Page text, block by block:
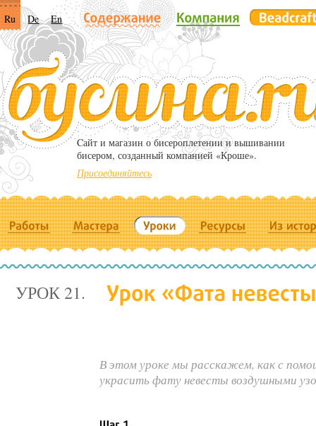
Ru De En
Cайт и магазин о бисероплетении и вышивании
бисером, созданный компанией «Кроше».
Присоединяйтесь
УРОК 21.
В этом уроке мы расскажем, как с
украсить фату невесты воздушными